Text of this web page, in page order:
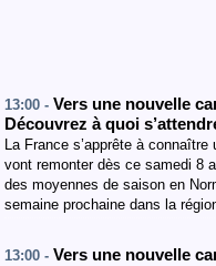
13:00 - Vers une nouvelle
Découvrez à quoi
La France s’apprête à
vont remonter dès ce samedi 8
des moyennes de saison en
semaine prochaine dans la
13:00 - Vers une nouvelle